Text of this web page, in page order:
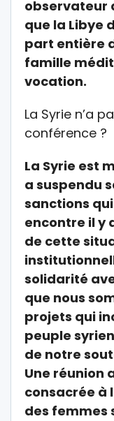
observateur
que la Libye
part entière
famille
vocation.
La Syrie n’a
conférence ?
La Syrie est
a suspendu
sanctions
encontre il y
de cette
solidarité
que nous
projets qui
peuple
de notre
Une réunion
consacrée à
des femmes